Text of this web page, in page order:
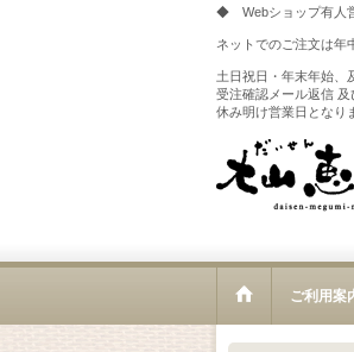
◆ Webショップ有人
ネットでのご注文は年
土日祝日・年末年始、
受注確認メール返信 及
休み明け営業日となり
ご利用案